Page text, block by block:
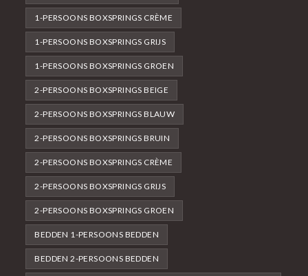
1-PERSOONS BOXSPRINGS CRÈME
1-PERSOONS BOXSPRINGS GRIJS
1-PERSOONS BOXSPRINGS GROEN
2-PERSOONS BOXSPRINGS BEIGE
2-PERSOONS BOXSPRINGS BLAUW
2-PERSOONS BOXSPRINGS BRUIN
2-PERSOONS BOXSPRINGS CRÈME
2-PERSOONS BOXSPRINGS GRIJS
2-PERSOONS BOXSPRINGS GROEN
BEDDEN 1-PERSOONS BEDDEN
BEDDEN 2-PERSOONS BEDDEN